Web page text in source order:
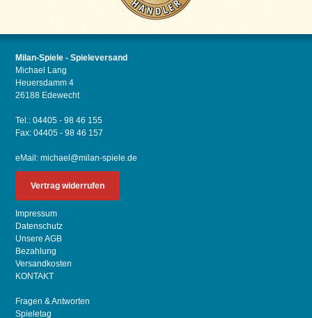
Milan-Spiele - Spieleversand
Michael Lang
Heuersdamm 4
26188 Edewecht
Tel.: 04405 - 98 46 155
Fax: 04405 - 98 46 157
eMail:michael@milan-spiele.de
Vertrag widerrufen
Impressum
Datenschutz
Unsere AGB
Bezahlung
Versandkosten
KONTAKT
Fragen & Antworten
Spieletag